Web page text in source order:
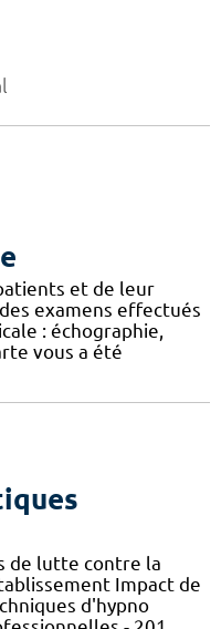
et de leur
examens effectués
: échographie,
vous a été
de lutte contre la
Impact de
d'hypno